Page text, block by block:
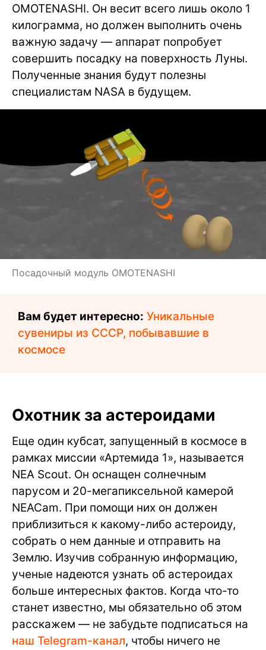
OMOTENASHI. Он весит всего лишь около 1
килограмма, но должен выполнить очень
важную задачу — аппарат попробует
совершить посадку на поверхность Луны.
Полученные знания будут полезны
специалистам NASA в будущем.
Посадочный модуль OMOTENASHI
Вам будет интересно: Уникальные
сувениры из СССР, побывавшие в
космосе
Охотник за астероидами
Еще один кубсат, запущенный в космосе в
рамках миссии «Артемида 1», называется
NEA Scout. Он оснащен солнечным
парусом и 20-мегапиксельной камерой
NEACam. При помощи них он должен
приблизиться к какому-либо астероиду,
собрать о нем данные и отправить на
Землю. Изучив собранную информацию,
ученые надеются узнать об астероидах
больше интересных фактов. Когда что-то
станет известно, мы обязательно об этом
расскажем — не забудьте подписаться на
наш Telegram-канал, чтобы ничего не